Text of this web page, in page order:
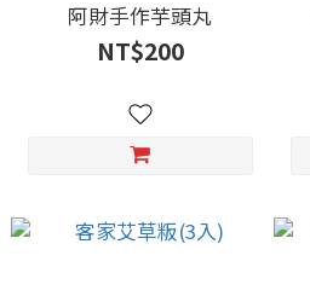
阿財手作芋頭丸
NT$200